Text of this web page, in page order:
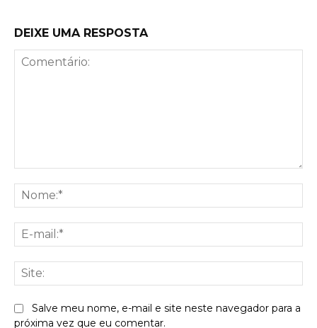
DEIXE UMA RESPOSTA
Salve meu nome, e-mail e site neste navegador para a
próxima vez que eu comentar.